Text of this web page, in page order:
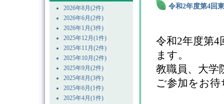
2026年8月(2件)
2026年6月(2件)
2026年1月(3件)
2025年12月(1件)
2025年11月(2件)
2025年10月(2件)
2025年9月(2件)
2025年8月(3件)
2025年6月(1件)
2025年4月(1件)
令和2年度第4回
令和2年度第
ます。
教職員、大学
ご参加をお